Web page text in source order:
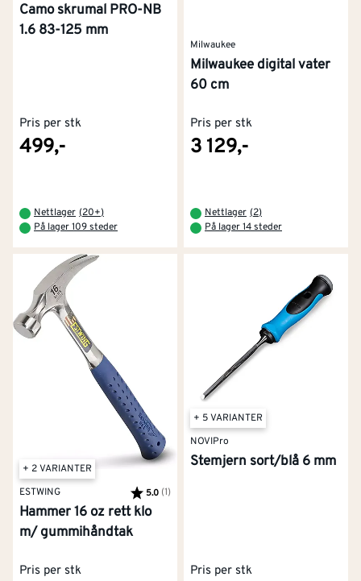
Camo skrumal PRO-NB
1.6 83-125 mm
Pris per stk
499,-
Nettlager (20+)
På lager 109 steder
Milwaukee
Milwaukee digital vater
60 cm
Pris per stk
3 129,-
Nettlager (2)
På lager 14 steder
+ 2 VARIANTER
ESTWING
Karakter:
5.0 (1)
Hammer 16 oz rett klo
m/ gummihåndtak
Pris per stk
+ 5 VARIANTER
NOVIPro
Stemjern sort/blå 6 mm
Pris per stk